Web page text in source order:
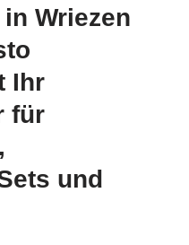
Wriezen
Ihr
für
und